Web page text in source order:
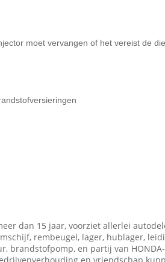
moet vervangen of het vereist de
dan 15 jaar, voorziet allerlei
rembeugel, lager, hublager,
brandstofpomp, en partij van